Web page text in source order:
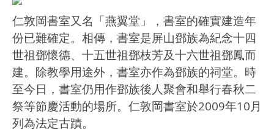
仁敦岡書室又名「燕翼堂」，書室的確實建造年
份已難確定。相傳，書室是屏山鄧族為紀念十四
世祖鄧懷德、十五世祖鄧枝芳及十六世祖鄧鳳而
建。除教學用途外，書室亦作為鄧族的祠堂。時
至今日，書室仍用作鄧族後人聚會和舉行春秋二
祭等節慶活動的場所。仁敦岡書室於2009年10月
列為法定古蹟。